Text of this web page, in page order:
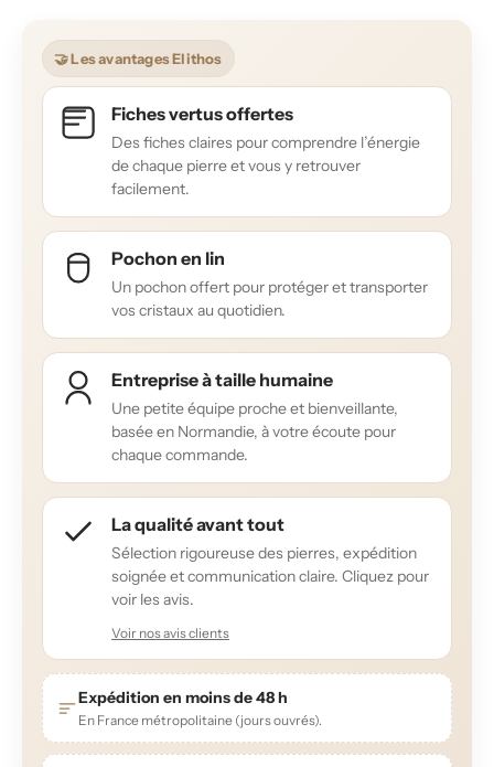
🤝 Les avantages Elithos
Fiches vertus offertes
Des fiches claires pour comprendre l’énergie
de chaque pierre et vous y retrouver
facilement.
Pochon en lin
Un pochon offert pour protéger et transporter
vos cristaux au quotidien.
Entreprise à taille humaine
Une petite équipe proche et bienveillante,
basée en Normandie, à votre écoute pour
chaque commande.
La qualité avant tout
Sélection rigoureuse des pierres, expédition
soignée et communication claire. Cliquez pour
voir les avis.
Voir nos avis clients
Expédition en moins de 48 h
En France métropolitaine (jours ouvrés).